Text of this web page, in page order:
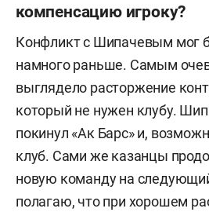
компенсацию игроку?
Конфликт с Шипачевым мог
намного раньше. Самым
выглядело расторжение
который не нужен клубу.
покинул «Ак Барс» и,
клуб. Сами же казанцы
новую команду на
полагаю, что при хорошем